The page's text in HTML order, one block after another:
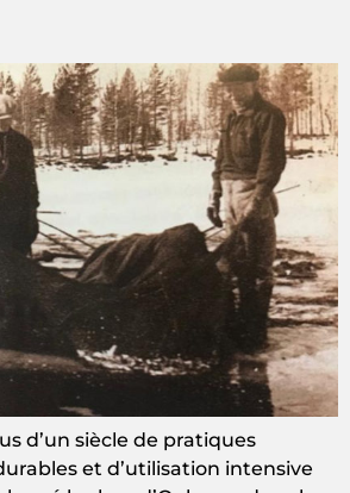
d’un siècle de pratiques
et d’utilisation intensive